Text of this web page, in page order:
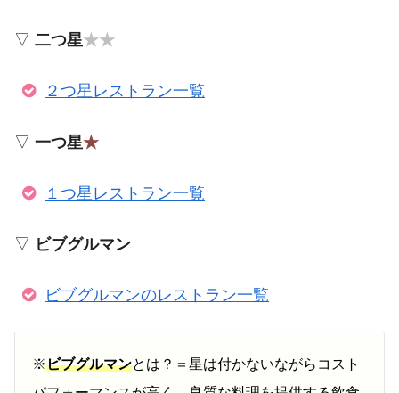
▽ 二つ星★★
２つ星レストラン一覧
▽ 一つ星★
１つ星レストラン一覧
▽ ビブグルマン
ビブグルマンのレストラン一覧
※ビブグルマンとは？＝星は付かないながらコスト